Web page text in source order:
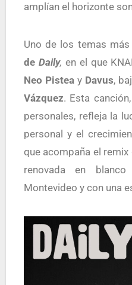
amplían el horizonte
Uno de los temas
de Daily, en el que
Neo Pisteay Davus,
Vázquez. Esta
personales, refleja la
personal y el
que acompaña el remix
renovada en
Montevideo y con una